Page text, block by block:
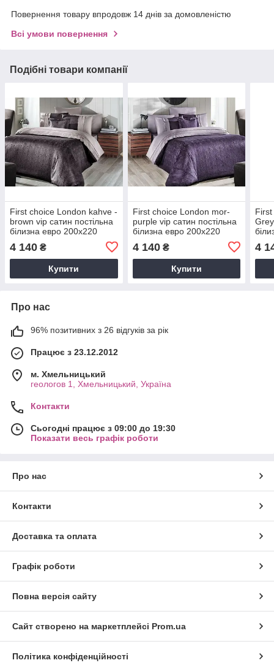
Повернення товару впродовж 14 днів за домовленістю
Всі умови повернення
Подібні товари компанії
First choice London kahve -
brown vip сатин постільна
білизна евро 200х220
4 140 ₴
Купити
First choice London mor-
purple vip сатин постільна
білизна евро 200х220
4 140₴
Купити
4
Про нас
96% позитивних з 26 відгуків за рік
Працює з 23.12.2012
м. Хмельницький
геологов 1, Хмельницький, Україна
Контакти
Сьогодні працює з 09:00 до 19:30
Показати весь графік роботи
Про нас
Контакти
Доставка та оплата
Графік роботи
Повна версія сайту
Сайт створено на маркетплейсі Prom.ua
Політика конфіденційності